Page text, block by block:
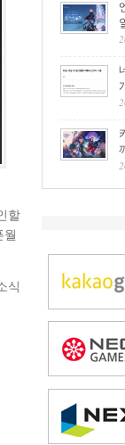
할
월
식